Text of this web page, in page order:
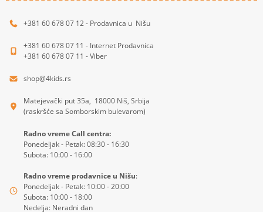
+381 60 678 07 12 - Prodavnica u Nišu
+381 60 678 07 11 - Internet Prodavnica
+381 60 678 07 11 - Viber
shop@4kids.rs
Matejevački put 35a, 18000 Niš, Srbija
(raskršće sa Somborskim bulevarom)
Radno vreme Call centra:
Ponedeljak - Petak: 08:30 - 16:30
Subota: 10:00 - 16:00
Radno vreme prodavnice u Nišu:
Ponedeljak - Petak: 10:00 - 20:00
Subota: 10:00 - 18:00
Nedelja: Neradni dan